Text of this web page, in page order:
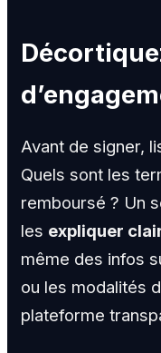
Avant de signer,
Quels sont les
remboursé ? Un
les expliquer
même des infos
ou les modalités
plateforme